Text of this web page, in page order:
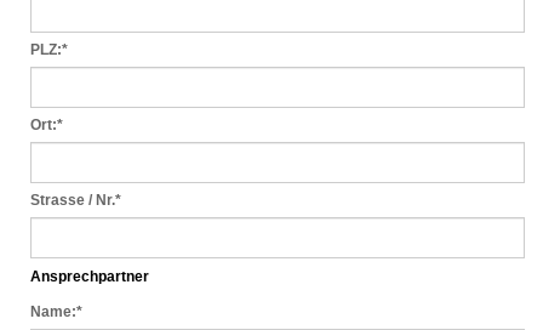
PLZ:*
Ort:*
Strasse / Nr.*
Ansprechpartner
Name:*